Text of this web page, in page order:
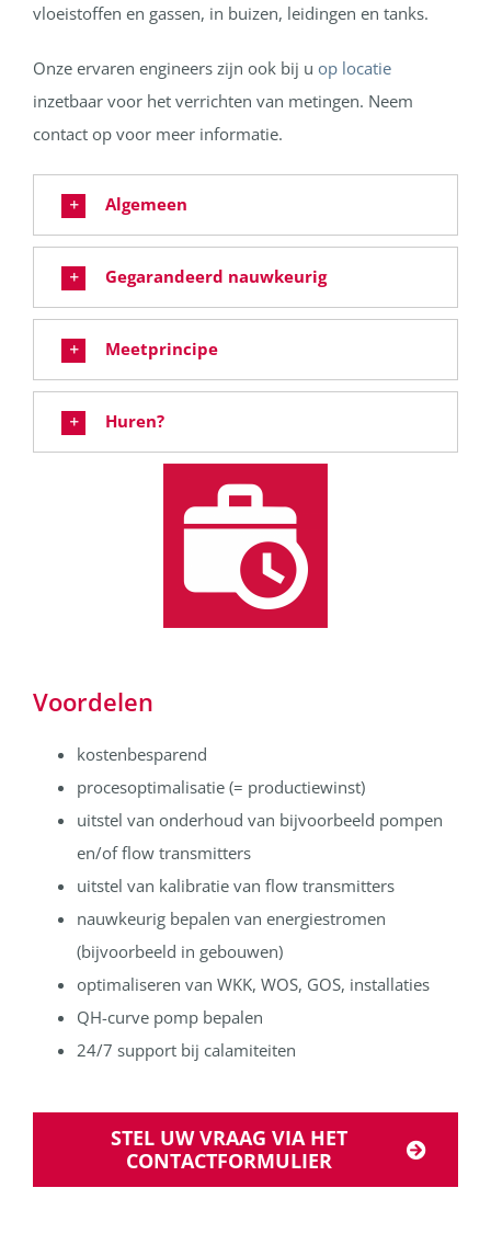
vloeistoffen en gassen, in buizen, leidingen en tanks.
Onze ervaren engineers zijn ook bij u op locatie
inzetbaar voor het verrichten van metingen. Neem
contact op voor meer informatie.
Algemeen
Gegarandeerd nauwkeurig
Meetprincipe
Huren?
Voordelen
kostenbesparend
procesoptimalisatie (= productiewinst)
uitstel van onderhoud van bijvoorbeeld pompen
en/of flow transmitters
uitstel van kalibratie van flow transmitters
nauwkeurig bepalen van energiestromen
(bijvoorbeeld in gebouwen)
optimaliseren van WKK, WOS, GOS, installaties
QH-curve pomp bepalen
24/7 support bij calamiteiten
STEL UW VRAAG VIA HET
CONTACTFORMULIER